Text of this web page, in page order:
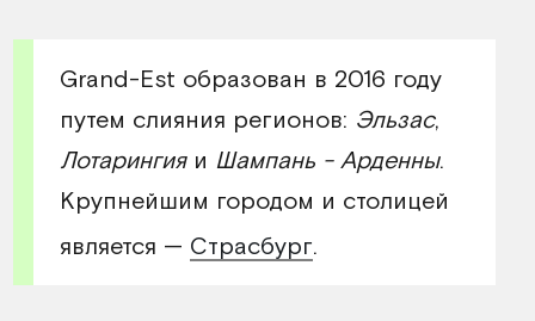
Grand-Est образован в 2016 году
путем слияния регионов: Эльзас,
Лотарингия и Шампань - Арденны.
Крупнейшим городом и столицей
является — Страсбург.